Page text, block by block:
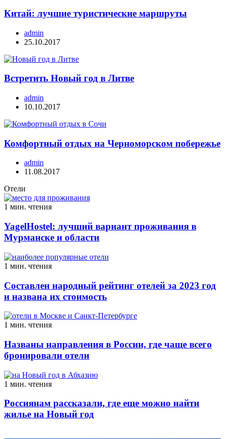
Китай: лучшие туристические маршруты
admin
25.10.2017
Встретить Новый год в Литве
admin
10.10.2017
Комфортный отдых на Черноморском побережье
admin
11.08.2017
Отели
1 мин. чтения
YagelHostel: лучший вариант проживания в
Мурманске и области
1 мин. чтения
Составлен народный рейтинг отелей за 2023 год
и названа их стоимость
1 мин. чтения
Названы направления в России, где чаще всего
бронировали отели
1 мин. чтения
Россиянам рассказали, где еще можно найти
жилье на Новый год